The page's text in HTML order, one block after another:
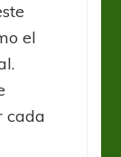
el
cada